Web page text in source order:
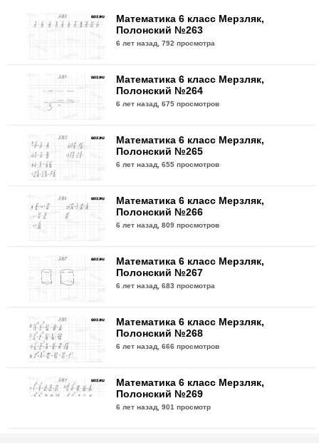
Математика 6 класс Мерзляк,
Полонский №263
6 лет назад,792 просмотра
Математика 6 класс Мерзляк,
Полонский №264
6 лет назад,675 просмотров
Математика 6 класс Мерзляк,
Полонский №265
6 лет назад,655 просмотров
Математика 6 класс Мерзляк,
Полонский №266
6 лет назад,809 просмотров
Математика 6 класс Мерзляк,
Полонский №267
6 лет назад,683 просмотра
Математика 6 класс Мерзляк,
Полонский №268
6 лет назад,666 просмотров
Математика 6 класс Мерзляк,
Полонский №269
6 лет назад,901 просмотр